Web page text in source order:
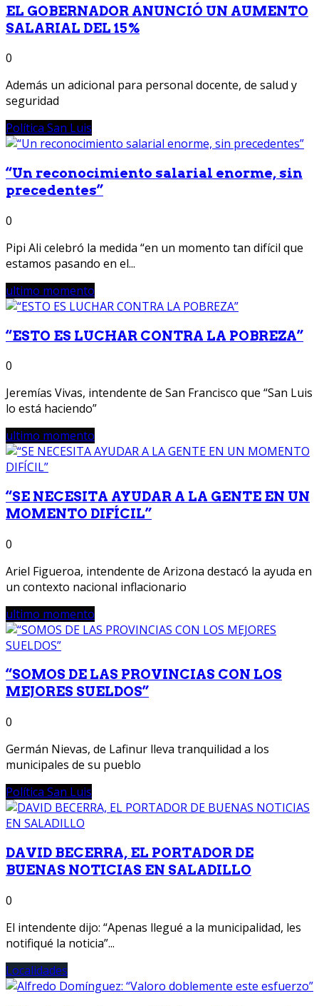
EL GOBERNADOR ANUNCIÓ UN AUMENTO
SALARIAL DEL 15%
0
Además un adicional para personal docente, de salud y
seguridad
Política San Luis
“Un reconocimiento salarial enorme, sin
precedentes”
0
Pipi Ali celebró la medida “en un momento tan difícil que
estamos pasando en el...
ultimo momento
“ESTO ES LUCHAR CONTRA LA POBREZA”
0
Jeremías Vivas, intendente de San Francisco que “San Luis
lo está haciendo”
ultimo momento
“SE NECESITA AYUDAR A LA GENTE EN UN
MOMENTO DIFÍCIL”
0
Ariel Figueroa, intendente de Arizona destacó la ayuda en
un contexto nacional inflacionario
ultimo momento
“SOMOS DE LAS PROVINCIAS CON LOS
MEJORES SUELDOS”
0
Germán Nievas, de Lafinur lleva tranquilidad a los
municipales de su pueblo
Política San Luis
DAVID BECERRA, EL PORTADOR DE
BUENAS NOTICIAS EN SALADILLO
0
El intendente dijo: “Apenas llegué a la municipalidad, les
notifiqué la noticia”...
Localidades